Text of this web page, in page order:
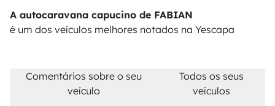
A autocaravana capucino de FABIAN
é um dos veículos melhores notados na Yescapa
Comentários sobre o seu
veículo
Todos os seus
veículos